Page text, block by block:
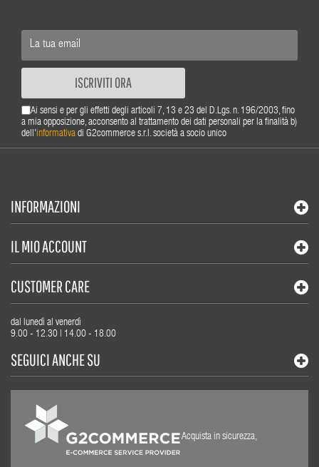
ISCRIVITI ORA
Ai sensi e per gli effetti degli articoli 7, 13 e 23 del D.Lgs. n. 196/2003, fino
a mia opposizione, acconsento al trattamento dei dati personali per la finalità b)
dell'informativa di G2commerce s.r.l. società a socio unico
INFORMAZIONI
IL MIO ACCOUNT
CUSTOMER CARE
dal lunedì al venerdì
9.00 - 12.30 | 14.00 - 18.00
SEGUICI ANCHE SU
Acquista in sicurezza,